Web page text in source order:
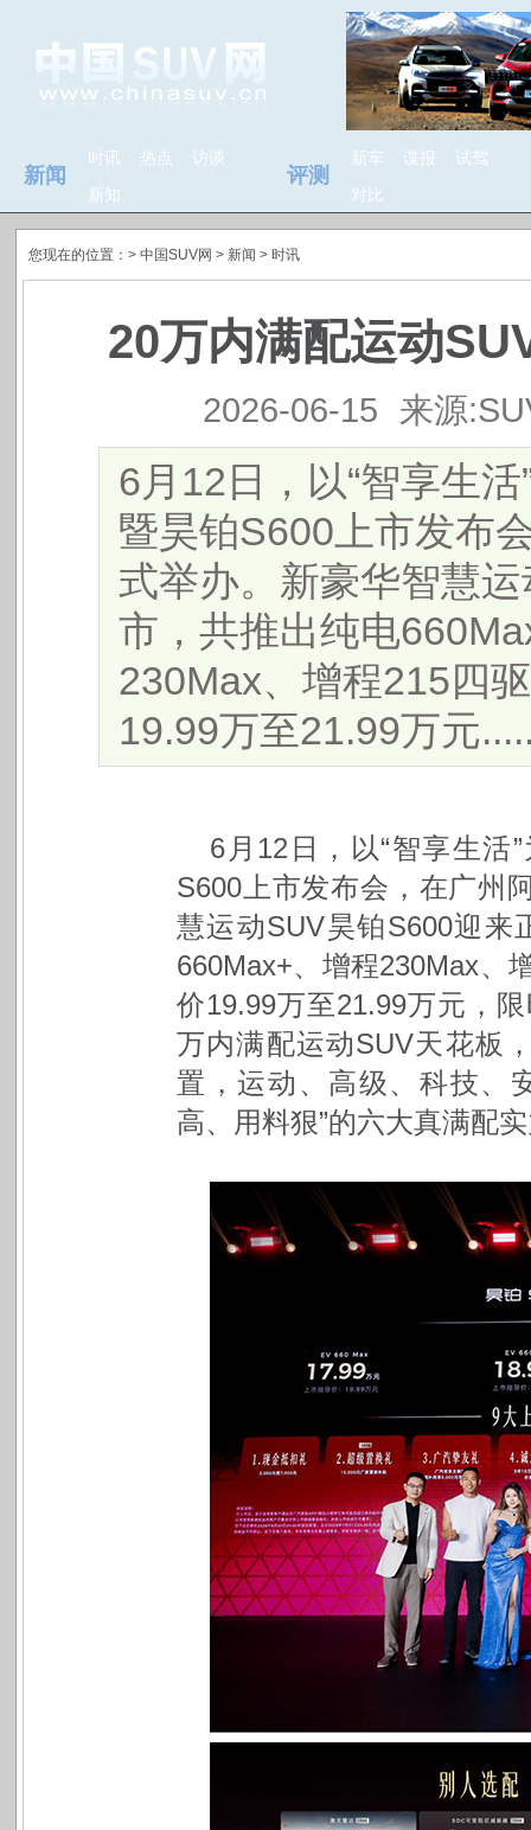
新闻
时讯 热点
访谈
新知
评测
新车 谍报
试驾
对比
您现在的位置：> 中国SUV网 > 新闻 > 时讯
20万内满配运动
2026-06-15 来源
6月12日，以“智享生
暨昊铂S600上市发布
式举办。新豪华智慧
市，共推出纯电
230Max、增程215四
19.99万至21.99万元
6 月12日，以“智享生活
S600上市发布会，在广州
慧运动SUV昊铂S600迎来
660Max+、增程230Max、
价19.99万至21.99万元，
万内满配运动SUV天花板
置，运动、高级、科技、
高、用料狠”的六大真满配